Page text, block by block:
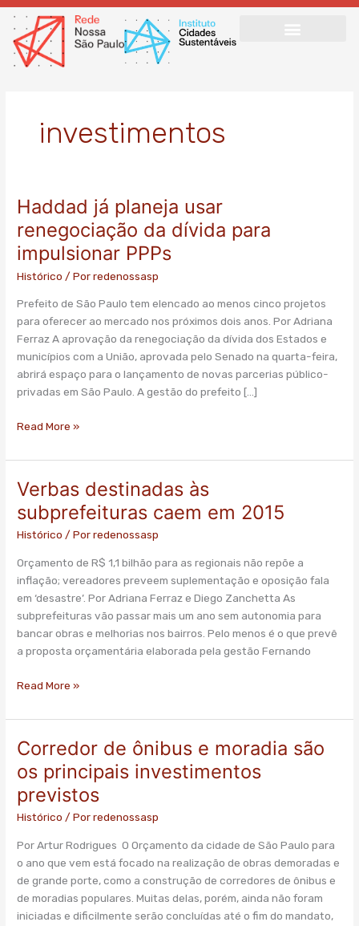
Ir
para
conteúdo
investimentos
Haddad já planeja usar
renegociação da dívida para
impulsionar PPPs
Histórico / Porredenossasp
Prefeito de São Paulo tem elencado ao menos cinco projetos
para oferecer ao mercado nos próximos dois anos. Por Adriana
Ferraz A aprovação da renegociação da dívida dos Estados e
municípios com a União, aprovada pelo Senado na quarta-feira,
abrirá espaço para o lançamento de novas parcerias público-
privadas em São Paulo. A gestão do prefeito […]
Haddad
planeja
usar
renegociação
dívida
para
impulsionar
PPPs
Read More »
Verbas destinadas às
subprefeituras caem em 2015
Histórico / Porredenossasp
Orçamento de R$ 1,1 bilhão para as regionais não repõe a
inflação; vereadores preveem suplementação e oposição fala
em ‘desastre’. Por Adriana Ferraz e Diego Zanchetta As
subprefeituras vão passar mais um ano sem autonomia para
bancar obras e melhorias nos bairros. Pelo menos é o que prevê
a proposta orçamentária elaborada pela gestão Fernando
Verbas
destinadas
às
subprefeituras
em
Read More »
Corredor de ônibus e moradia são
os principais investimentos
previstos
Histórico / Porredenossasp
Por Artur Rodrigues O Orçamento da cidade de São Paulo para
o ano que vem está focado na realização de obras demoradas e
de grande porte, como a construção de corredores de ônibus e
de moradias populares. Muitas delas, porém, ainda não foram
iniciadas e dificilmente serão concluídas até o fim do mandato,
Corredor
ônibus
e
moradia
os
principais
investimentos
previstos